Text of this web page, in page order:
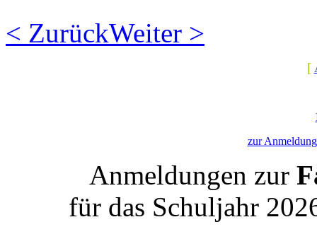
< ZurückWeiter >
[
zur
Anmeldungen zur
für das Schuljahr